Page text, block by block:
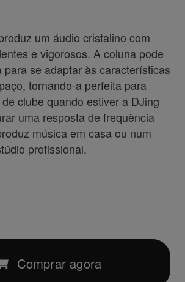
um áudio cristalino com
e vigorosos. A coluna pode
para se adaptar às características
tornando-a perfeita para
clube quando estiver a DJing
uma resposta de frequência
música em casa ou num
profissional.
Comprar agora